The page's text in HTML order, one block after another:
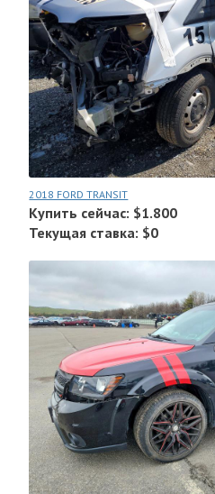
2018 FORD TRANSIT
Купить сейчас: $1.800
Текущая ставка: $0